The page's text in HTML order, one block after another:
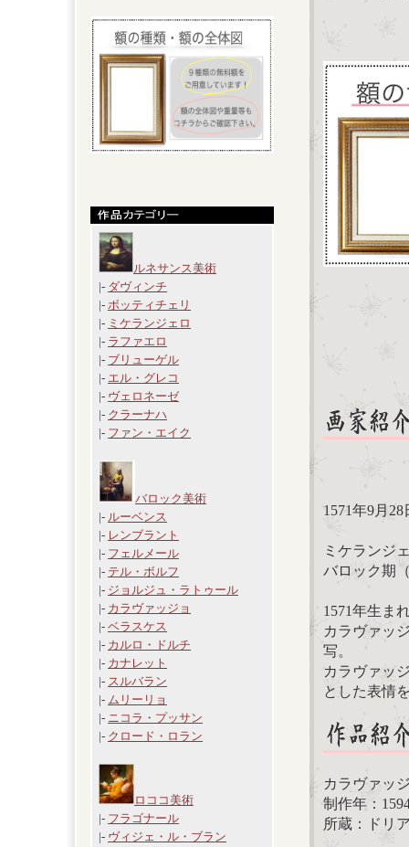
ルネサンス美術
|- ダヴィンチ
|- ボッティチェリ
|- ミケランジェロ
|- ラファエロ
|- ブリューゲル
|- エル・グレコ
|- ヴェロネーゼ
|- クラーナハ
|- ファン・エイク
バロック美術
|- ルーベンス
|- レンブラント
|- フェルメール
|- テル・ボルフ
|- ジョルジュ・ラトゥール
|- カラヴァッジョ
|- ベラスケス
|- カルロ・ドルチ
|- カナレット
|- スルバラン
|- ムリーリョ
|- ニコラ・プッサン
|- クロード・ロラン
ロココ美術
|- フラゴナール
|- ヴィジェ・ル・ブラン
1571年9月
ミケランジ
バロック期
1571年生ま
カラヴァッ
写。
カラヴァッ
とした表情
カラヴァッ
制作年：
所蔵：ドリ